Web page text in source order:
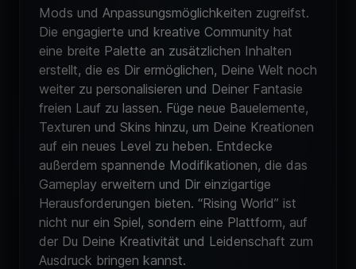
Mods und Anpassungsmöglichkeiten zugreifst.
Die engagierte und kreative Community hat
eine breite Palette an zusätzlichen Inhalten
erstellt, die es Dir ermöglichen, Deine Welt noch
weiter zu personalisieren und Deiner Fantasie
freien Lauf zu lassen. Füge neue Bauelemente,
Texturen und Skins hinzu, um Deine Kreationen
auf ein neues Level zu heben. Entdecke
außerdem spannende Modifikationen, die das
Gameplay erweitern und Dir einzigartige
Herausforderungen bieten. “Rising World” ist
nicht nur ein Spiel, sondern eine Plattform, auf
der Du Deine Kreativität und Leidenschaft zum
Ausdruck bringen kannst.